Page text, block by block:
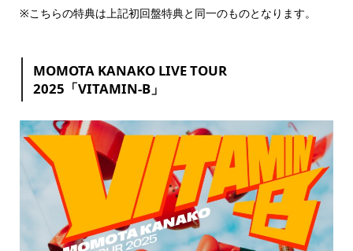
※こちらの特典は上記初回盤特典と同一のものとなります。
MOMOTA KANAKO LIVE TOUR
2025「VITAMIN-B」